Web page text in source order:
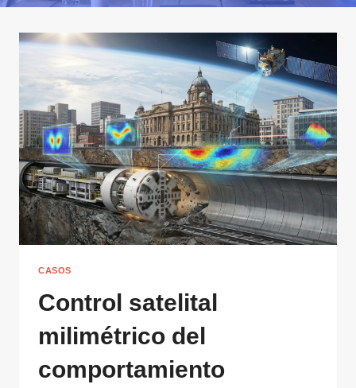
CASOS
Control satelital
milimétrico del
comportamiento